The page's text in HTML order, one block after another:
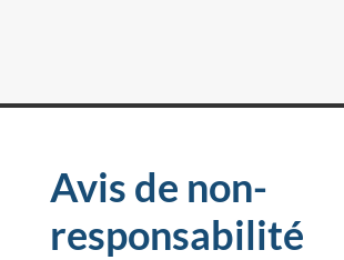
Avis de non-
responsabilité